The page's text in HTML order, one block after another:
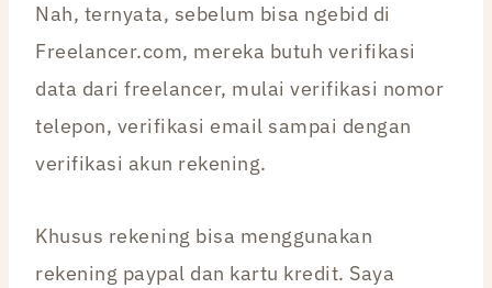
Nah, ternyata, sebelum bisa ngebid di
Freelancer.com, mereka butuh verifikasi
data dari freelancer, mulai verifikasi nomor
telepon, verifikasi email sampai dengan
verifikasi akun rekening.
Khusus rekening bisa menggunakan
rekening paypal dan kartu kredit. Saya